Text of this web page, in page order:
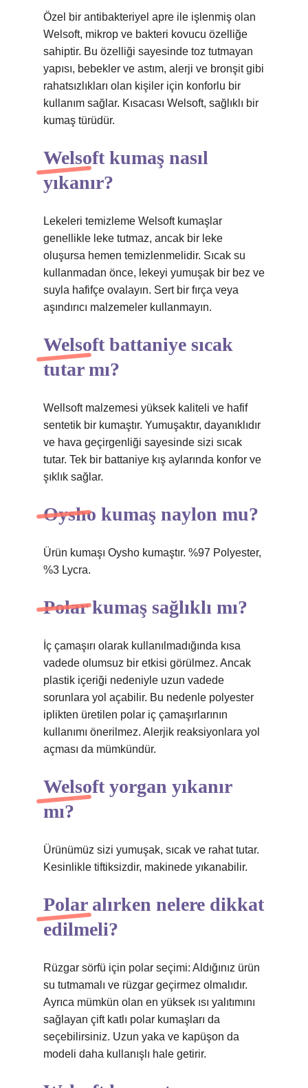
Özel bir antibakteriyel apre ile işlenmiş olan
Welsoft, mikrop ve bakteri kovucu özelliğe
sahiptir. Bu özelliği sayesinde toz tutmayan
yapısı, bebekler ve astım, alerji ve bronşit gibi
rahatsızlıkları olan kişiler için konforlu bir
kullanım sağlar. Kısacası Welsoft, sağlıklı bir
kumaş türüdür.
Welsoft kumaş nasıl
yıkanır?
Lekeleri temizleme Welsoft kumaşlar
genellikle leke tutmaz, ancak bir leke
oluşursa hemen temizlenmelidir. Sıcak su
kullanmadan önce, lekeyi yumuşak bir bez ve
suyla hafifçe ovalayın. Sert bir fırça veya
aşındırıcı malzemeler kullanmayın.
Welsoft battaniye sıcak
tutar mı?
Wellsoft malzemesi yüksek kaliteli ve hafif
sentetik bir kumaştır. Yumuşaktır, dayanıklıdır
ve hava geçirgenliği sayesinde sizi sıcak
tutar. Tek bir battaniye kış aylarında konfor ve
şıklık sağlar.
Oysho kumaş naylon mu?
Ürün kumaşı Oysho kumaştır. %97 Polyester,
%3 Lycra.
Polar kumaş sağlıklı mı?
İç çamaşırı olarak kullanılmadığında kısa
vadede olumsuz bir etkisi görülmez. Ancak
plastik içeriği nedeniyle uzun vadede
sorunlara yol açabilir. Bu nedenle polyester
iplikten üretilen polar iç çamaşırlarının
kullanımı önerilmez. Alerjik reaksiyonlara yol
açması da mümkündür.
Welsoft yorgan yıkanır
mı?
Ürünümüz sizi yumuşak, sıcak ve rahat tutar.
Kesinlikle tiftiksizdir, makinede yıkanabilir.
Polar alırken nelere dikkat
edilmeli?
Rüzgar sörfü için polar seçimi: Aldığınız ürün
su tutmamalı ve rüzgar geçirmez olmalıdır.
Ayrıca mümkün olan en yüksek ısı yalıtımını
sağlayan çift katlı polar kumaşları da
seçebilirsiniz. Uzun yaka ve kapüşon da
modeli daha kullanışlı hale getirir.